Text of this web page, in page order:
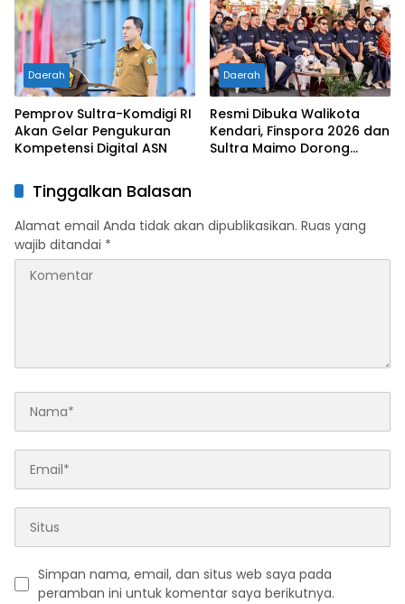
Daerah
Pemprov Sultra-Komdigi RI
Akan Gelar Pengukuran
Kompetensi Digital ASN
Daerah
Resmi Dibuka Walikota
Kendari, Finspora 2026 dan
Sultra Maimo Dorong
Tinggalkan Balasan
Alamat email Anda tidak akan dipublikasikan. Ruas yang
wajib ditandai *
Simpan nama, email, dan situs web saya pada
peramban ini untuk komentar saya berikutnya.